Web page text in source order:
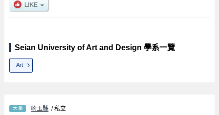
Seian University of Art and Design 學系一覽
Art
崎玉縣 / 私立